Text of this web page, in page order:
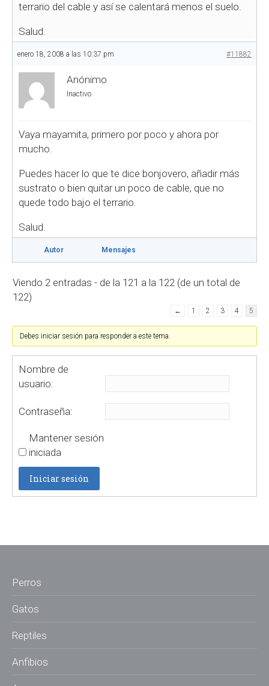
terrario del cable y así se calentará menos el suelo.
Salud.
enero 18, 2008 a las 10:37 pm #11882
Anónimo
Inactivo
Vaya mayamita, primero por poco y ahora por
mucho.
Puedes hacer lo que te dice bonjovero, añadir más
sustrato o bien quitar un poco de cable, que no
quede todo bajo el terrario.
Salud.
Autor Mensajes
Viendo 2 entradas - de la 121 a la 122 (de un total de
122)
← 1 2 3 4 5
Debes iniciar sesión para responder a este tema.
Nombre de
usuario:
Contraseña:
Mantener sesión
iniciada
Iniciar sesión
Perros
Gatos
Reptiles
Anfibios